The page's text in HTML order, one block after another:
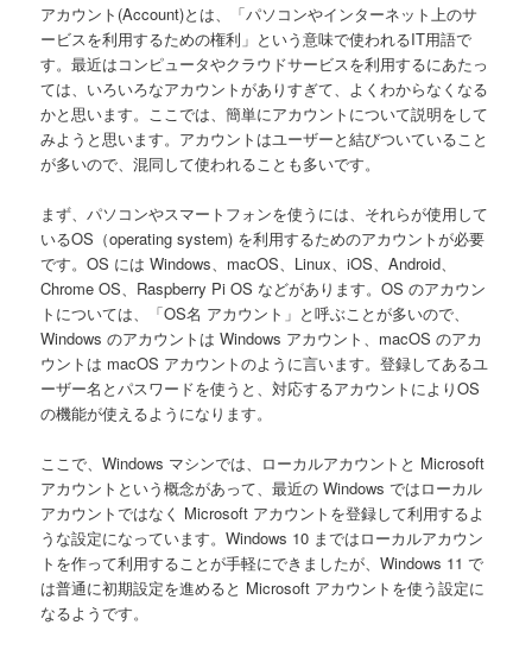
アカウント(Account)とは、「パソコンやインターネット上のサ
ービスを利用するための権利」という意味で使われるIT用語で
す。最近はコンピュータやクラウドサービスを利用するにあたっ
ては、いろいろなアカウントがありすぎて、よくわからなくなる
かと思います。ここでは、簡単にアカウントについて説明をして
みようと思います。アカウントはユーザーと結びついていること
が多いので、混同して使われることも多いです。
まず、パソコンやスマートフォンを使うには、それらが使用して
いるOS（operating system) を利用するためのアカウントが必要
です。OS には Windows、macOS、Linux、iOS、Android、
Chrome OS、Raspberry Pi OS などがあります。OS のアカウン
トについては、「OS名 アカウント」と呼ぶことが多いので、
Windows のアカウントは Windows アカウント、macOS のアカ
ウントは macOS アカウントのように言います。登録してあるユ
ーザー名とパスワードを使うと、対応するアカウントによりOS
の機能が使えるようになります。
ここで、Windows マシンでは、ローカルアカウントと Microsoft
アカウントという概念があって、最近の Windows ではローカル
アカウントではなく Microsoft アカウントを登録して利用するよ
うな設定になっています。Windows 10 まではローカルアカウン
トを作って利用することが手軽にできましたが、Windows 11 で
は普通に初期設定を進めると Microsoft アカウントを使う設定に
なるようです。